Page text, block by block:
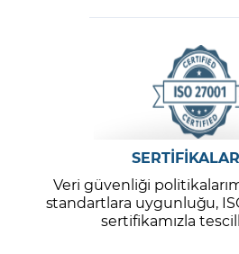
Veri güvenliği
standartlara uygunluğu,
sertifikamızla